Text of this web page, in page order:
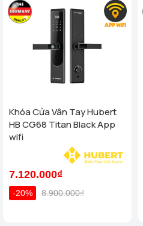
Khóa Cửa Vân Tay Hubert
HB CG68 Titan Black App
wifi
7.120.000₫
-20% 8.900.000₫